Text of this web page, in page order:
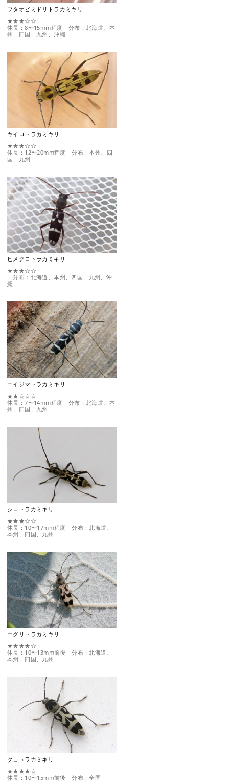
フタオビミドリトラカミキリ
★★★☆☆
体長：8〜15mm程度 分布：北海道、本
州、四国、九州、沖縄
キイロトラカミキリ
★★★☆☆
体長：12〜20mm程度 分布：本州、四
国、九州
ヒメクロトラカミキリ
★★★☆☆
分布：北海道、本州、四国、九州、沖
縄
ニイジマトラカミキリ
★★☆☆☆
体長：7〜14mm程度 分布：北海道、本
州、四国、九州
シロトラカミキリ
★★★☆☆
体長：10〜17mm程度 分布：北海道、
本州、四国、九州
エグリトラカミキリ
★★★★☆
体長：10〜13mm前後 分布：北海道、
本州、四国、九州
クロトラカミキリ
★★★★☆
体長：10〜15mm前後 分布：全国